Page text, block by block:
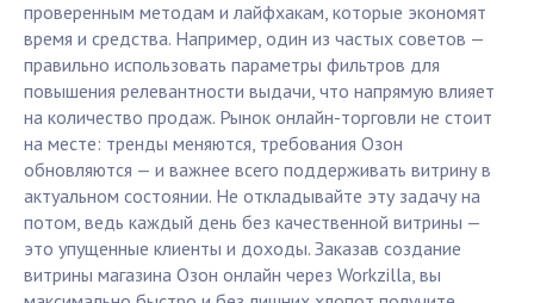
проверенным методам и лайфхакам, которые экономят
время и средства. Например, один из частых советов —
правильно использовать параметры фильтров для
повышения релевантности выдачи, что напрямую влияет
на количество продаж. Рынок онлайн-торговли не стоит
на месте: тренды меняются, требования Озон
обновляются — и важнее всего поддерживать витрину в
актуальном состоянии. Не откладывайте эту задачу на
потом, ведь каждый день без качественной витрины —
это упущенные клиенты и доходы. Заказав создание
витрины магазина Озон онлайн через Workzilla, вы